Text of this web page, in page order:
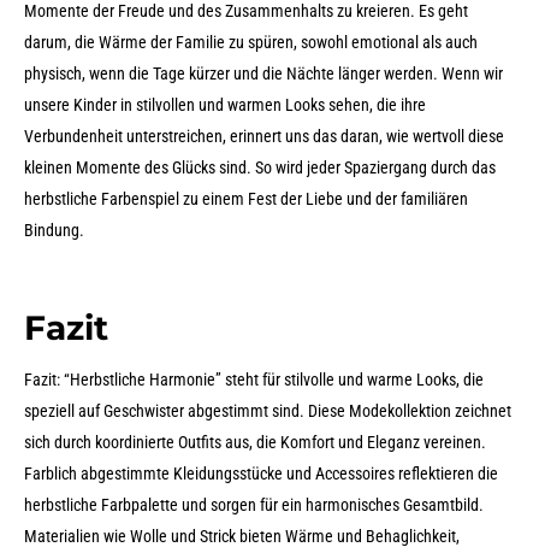
Momente der Freude und des Zusammenhalts zu kreieren. Es geht
darum, die Wärme der Familie zu spüren, sowohl emotional als auch
physisch, wenn die Tage kürzer und die Nächte länger werden. Wenn wir
unsere Kinder in stilvollen und warmen Looks sehen, die ihre
Verbundenheit unterstreichen, erinnert uns das daran, wie wertvoll diese
kleinen Momente des Glücks sind. So wird jeder Spaziergang durch das
herbstliche Farbenspiel zu einem Fest der Liebe und der familiären
Bindung.
Fazit
Fazit: “Herbstliche Harmonie” steht für stilvolle und warme Looks, die
speziell auf Geschwister abgestimmt sind. Diese Modekollektion zeichnet
sich durch koordinierte Outfits aus, die Komfort und Eleganz vereinen.
Farblich abgestimmte Kleidungsstücke und Accessoires reflektieren die
herbstliche Farbpalette und sorgen für ein harmonisches Gesamtbild.
Materialien wie Wolle und Strick bieten Wärme und Behaglichkeit,